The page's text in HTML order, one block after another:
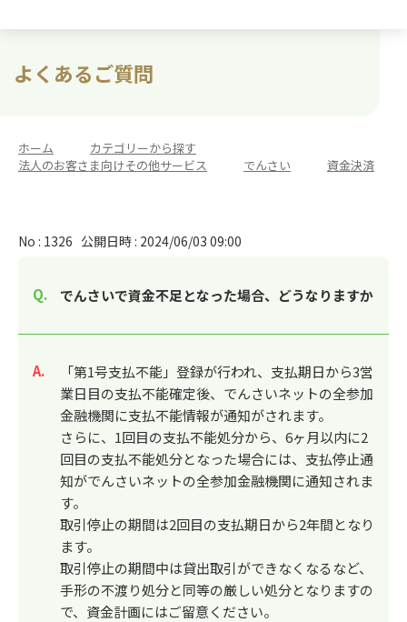
よくあるご質問
ホーム カテゴリーから探す
法人のお客さま向けその他サービス
でんさい 資金決済
No : 1326 公開日時 : 2024/06/03 09:00
でんさいで資金不足となった場合、どうなりますか
回答
「第1号支払不能」登録が行われ、支払期日から3営
業日目の支払不能確定後、でんさいネットの全参加
金融機関に支払不能情報が通知がされます。
さらに、1回目の支払不能処分から、6ヶ月以内に2
回目の支払不能処分となった場合には、支払停止通
知がでんさいネットの全参加金融機関に通知されま
す。
取引停止の期間は2回目の支払期日から2年間となり
ます。
取引停止の期間中は貸出取引ができなくなるなど、
手形の不渡り処分と同等の厳しい処分となりますの
で、資金計画にはご留意ください。